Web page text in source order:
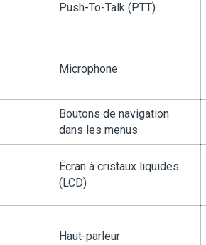
Push-To-Talk (PTT)
Microphone
Boutons de navigation
dans les menus
Écran à cristaux liquides
(LCD)
Haut-parleur